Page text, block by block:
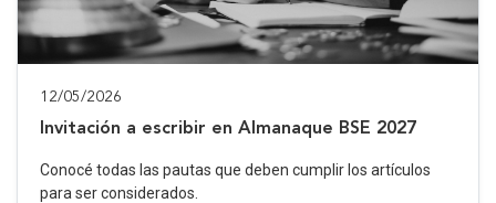
12/05/2026
Invitación a escribir en Almanaque BSE 2027
Conocé todas las pautas que deben cumplir los artículos
para ser considerados.